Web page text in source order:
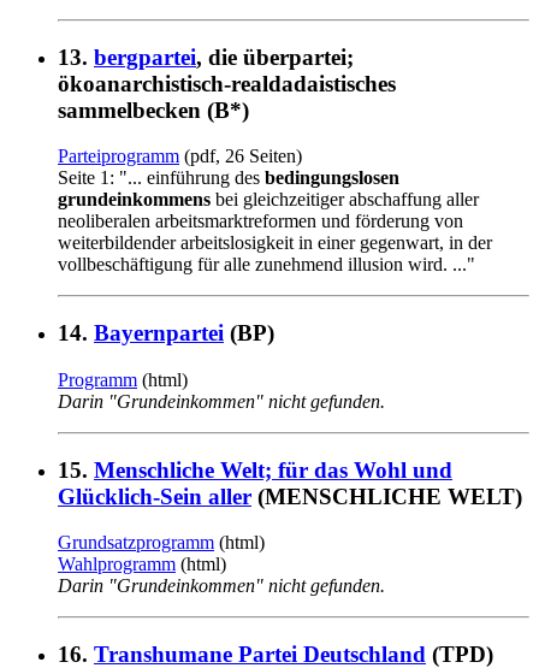
13. bergpartei, die überpartei;
ökoanarchistisch-realdadaistisches
sammelbecken (B*)
Parteiprogramm (pdf, 26 Seiten)
Seite 1: "... einführung des bedingungslosen
grundeinkommens bei gleichzeitiger abschaffung aller
neoliberalen arbeitsmarktreformen und förderung von
weiterbildender arbeitslosigkeit in einer gegenwart, in der
vollbeschäftigung für alle zunehmend illusion wird. ..."
14. Bayernpartei (BP)
Programm (html)
Darin "Grundeinkommen" nicht gefunden.
15. Menschliche Welt; für das Wohl und
Glücklich-Sein aller (MENSCHLICHE WELT)
Grundsatzprogramm (html)
Wahlprogramm (html)
Darin "Grundeinkommen" nicht gefunden.
16. Transhumane Partei Deutschland (TPD)